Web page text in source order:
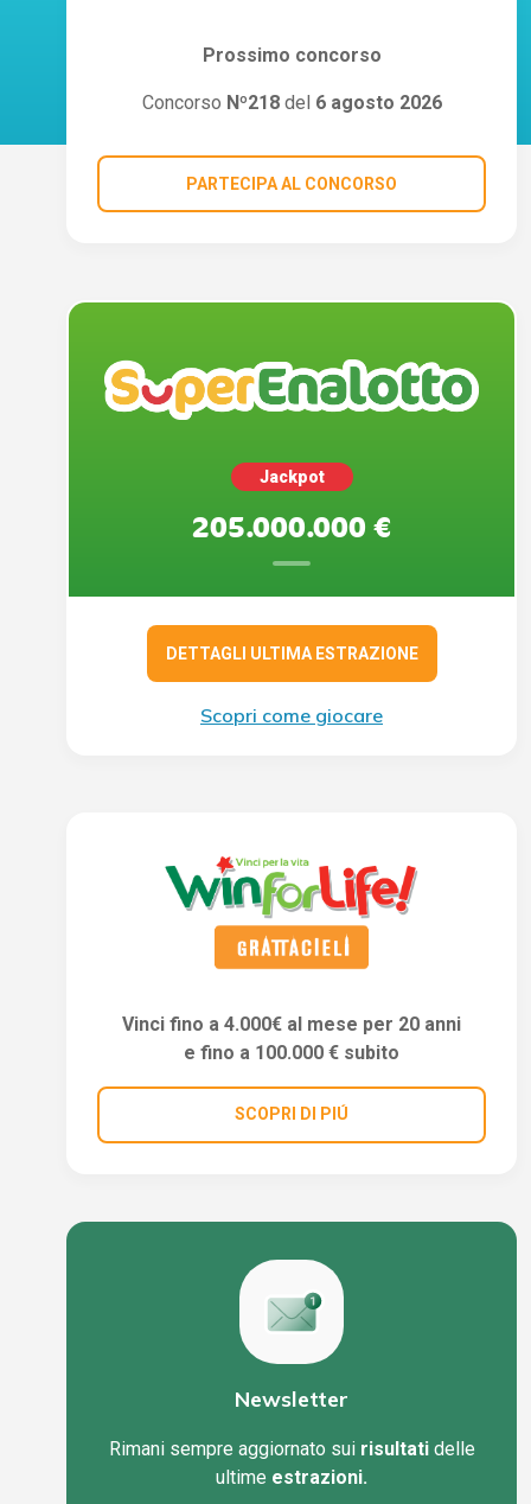
Prossimo concorso
Concorso Nº218del 6 agosto 2026
PARTECIPA AL CONCORSO
Jackpot
205.000.000 €
DETTAGLI ULTIMA ESTRAZIONE
Scopri come giocare
Vinci fino a 4.000€ al mese per 20 anni
e fino a 100.000 € subito
SCOPRI DI PIÚ
Newsletter
Rimani sempre aggiornato sui risultatidelle
ultime estrazioni.